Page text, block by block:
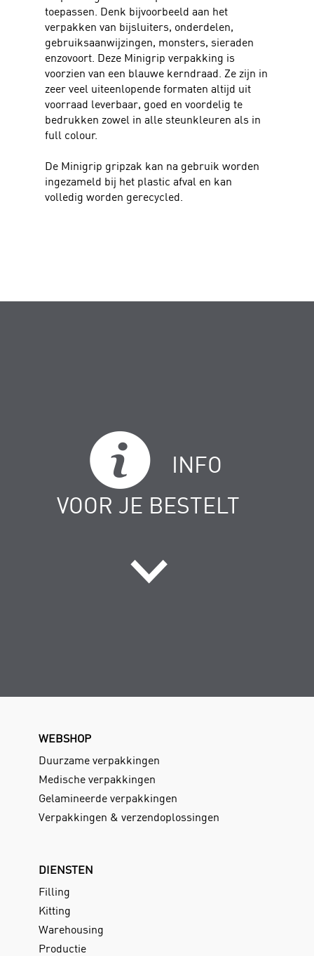
toepassen. Denk bijvoorbeeld aan het
verpakken van bijsluiters, onderdelen,
gebruiksaanwijzingen, monsters, sieraden
enzovoort. Deze Minigrip verpakking is
voorzien van een blauwe kerndraad. Ze zijn in
zeer veel uiteenlopende formaten altijd uit
voorraad leverbaar, goed en voordelig te
bedrukken zowel in alle steunkleuren als in
full colour.
De Minigrip gripzak kan na gebruik worden
ingezameld bij het plastic afval en kan
volledig worden gerecycled.
INFO
VOOR JE BESTELT
WEBSHOP
Duurzame verpakkingen
Medische verpakkingen
Gelamineerde verpakkingen
Verpakkingen & verzendoplossingen
DIENSTEN
Filling
Kitting
Warehousing
Productie